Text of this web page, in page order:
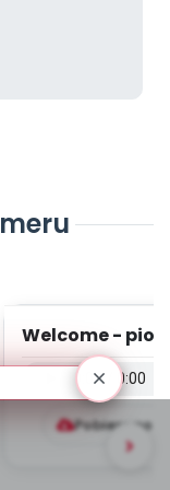
Welcome -
mp3)
Pobierz